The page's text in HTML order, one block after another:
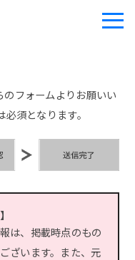
フォームよりお願いい
須となります。
は、掲載時点のもの
ざいます。また、元